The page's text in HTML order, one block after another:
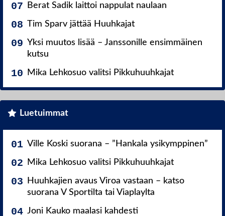
Berat Sadik laittoi nappulat naulaan
Tim Sparv jättää Huuhkajat
Yksi muutos lisää – Janssonille ensimmäinen
kutsu
Mika Lehkosuo valitsi Pikkuhuuhkajat
Luetuimmat
Ville Koski suorana – ”Hankala ysikymppinen”
Mika Lehkosuo valitsi Pikkuhuuhkajat
Huuhkajien avaus Viroa vastaan – katso
suorana V Sportilta tai Viaplaylta
Joni Kauko maalasi kahdesti